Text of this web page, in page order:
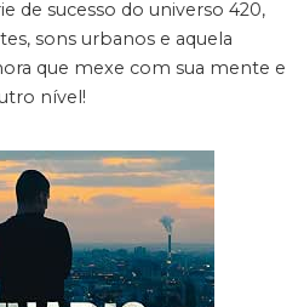
de sucesso do universo 420,
sons urbanos e aquela
que mexe com sua mente e
nível!